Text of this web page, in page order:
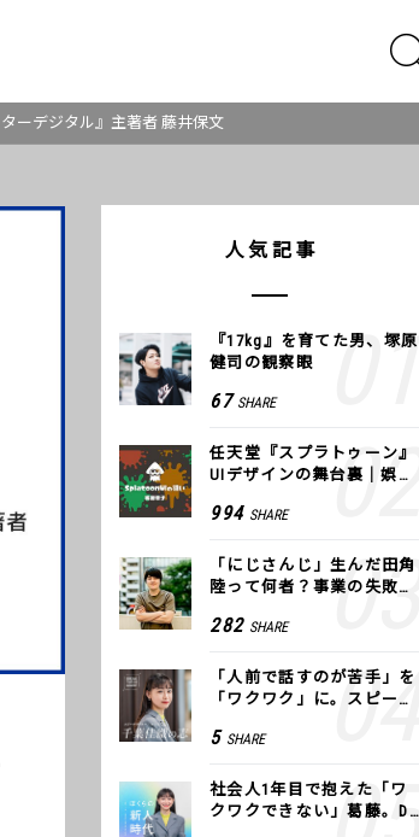
ーデジタル』主著者 藤井保文
人気記事
『17kg』を育てた男、塚原
健司の観察眼
67 SHARE
任天堂『スプラトゥーン』
UIデザインの舞台裏｜娯楽
994 SHARE
「にじさんじ」生んだ田角
陸って何者？事業の失敗
COLOR
282 SHARE
「人前で話すのが苦手」を
「ワクワク」に。スピーチ
方トレーニング」に込めた
5 SHARE
社会人1年目で抱えた「ワ
クワクできない」葛藤。De